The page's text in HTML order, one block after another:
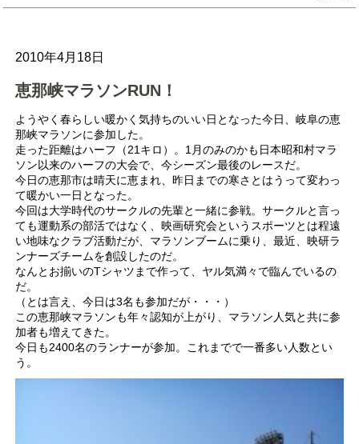
2010年4月18日
恵那峡マラソンRUN！
ようやく春らしい暖かく気持ちのいい日となった今日、岐阜の恵
那峡マラソンに参加した。
走った距離はハーフ（21キロ）。1月のみのかも日本昭和村マラ
ソン以来のハーフの大会で、今シーズン最後のレースだ。
今日の恵那市は晴天に恵まれ、昨日までの寒さとはうって変わっ
て暖かい一日となった。
今回は大学時代のサークルの先輩と一緒に参戦。サークルと言っ
ても運動系の部活ではなく、映画研究会というスポーツとは程遠
い地味なクラブ活動だが、マラソンブームに乗り、最近、映研ラ
ンナーズチームを創設したのだ。
なんとお揃いのTシャツまで作って、ヤル気満々で臨んでいるの
だ。
（とは言え、今日は3名も参加だが・・・）
この恵那峡マラソンも年々認知が上がり、マラソン人気と共に参
加者も増えてきた。
今日も2400名のランナーが参加。これまでで一番多い人数とい
う。